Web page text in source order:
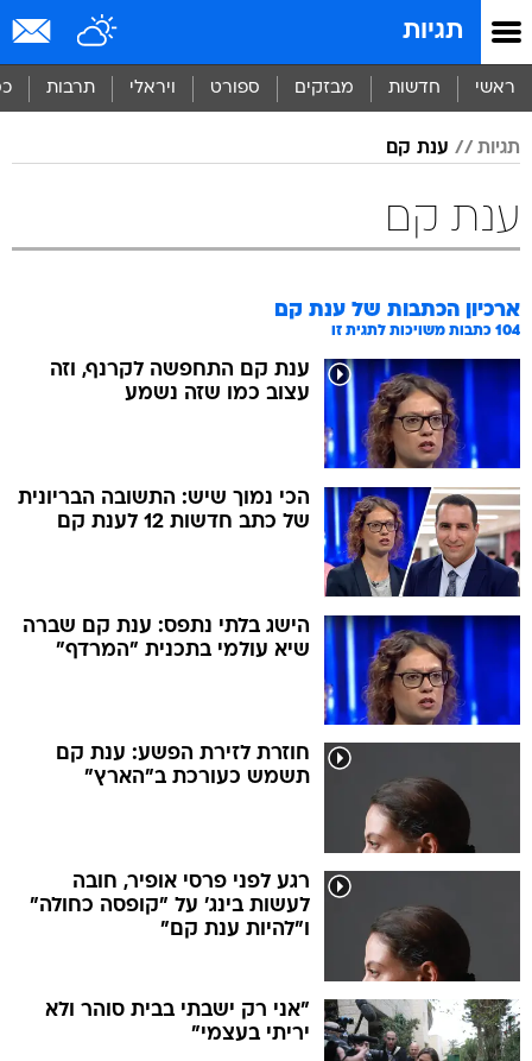
תגיות
ראשי חדשות מבזקים ספורט ויראלי תרבות
תגיות ענת קם
ענת קם
ארכיון הכתבות של ענת קם
104 כתבות משויכות לתגית זו
ענת קם התחפשה לקרנף, וזה
עצוב כמו שזה נשמע
הכי נמוך שיש: התשובה הבריונית
של כתב חדשות 12 לענת קם
הישג בלתי נתפס: ענת קם שברה
שיא עולמי בתכנית "המרדף"
חוזרת לזירת הפשע: ענת קם
תשמש כעורכת ב"הארץ"
רגע לפני פרסי אופיר, חובה
לעשות בינג' על "קופסה כחולה"
ו"להיות ענת קם"
"אני רק ישבתי בבית סוהר ולא
יריתי בעצמי"